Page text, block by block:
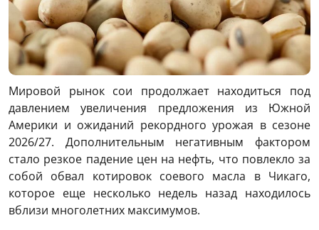
Мировой рынок сои продолжает находиться под
давлением увеличения предложения из Южной
Америки и ожиданий рекордного урожая в сезоне
2026/27. Дополнительным негативным фактором
стало резкое падение цен на нефть, что повлекло за
собой обвал котировок соевого масла в Чикаго,
которое еще несколько недель назад находилось
вблизи многолетних максимумов.